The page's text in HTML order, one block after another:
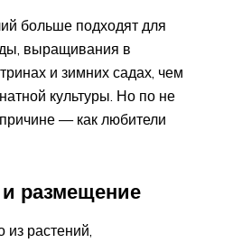
больше подходят для
выращивания в
и зимних садах, чем
культуры. Но по не
— как любители
размещение
растений,